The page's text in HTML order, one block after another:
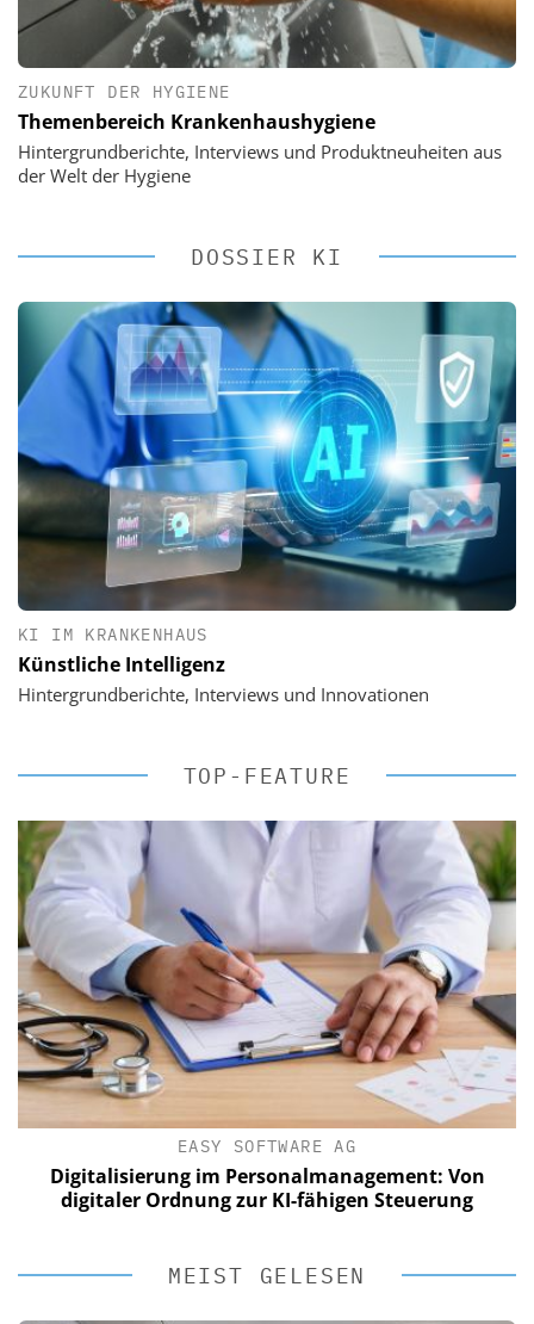
ZUKUNFT DER HYGIENE
Themenbereich Krankenhaushygiene
Hintergrundberichte, Interviews und Produktneuheiten aus
der Welt der Hygiene
DOSSIER KI
KI IM KRANKENHAUS
Künstliche Intelligenz
Hintergrundberichte, Interviews und Innovationen
TOP-FEATURE
EASY SOFTWARE AG
Digitalisierung im Personalmanagement: Von
digitaler Ordnung zur KI-fähigen Steuerung
MEIST GELESEN